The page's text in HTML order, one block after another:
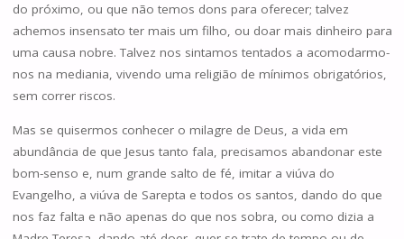
do próximo, ou que não temos dons para oferecer; talvez
achemos insensato ter mais um filho, ou doar mais dinheiro para
uma causa nobre. Talvez nos sintamos tentados a acomodarmo-
nos na mediania, vivendo uma religião de mínimos obrigatórios,
sem correr riscos.
Mas se quisermos conhecer o milagre de Deus, a vida em
abundância de que Jesus tanto fala, precisamos abandonar este
bom-senso e, num grande salto de fé, imitar a viúva do
Evangelho, a viúva de Sarepta e todos os santos, dando do que
nos faz falta e não apenas do que nos sobra, ou como dizia a